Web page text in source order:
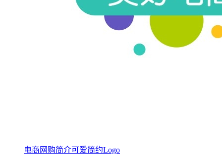
电商网购简介可爱简约Logo